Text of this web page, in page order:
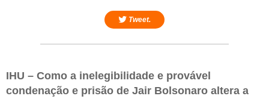
Tweet.
IHU – Como a inelegibilidade e provável
condenação e prisão de Jair Bolsonaro altera a